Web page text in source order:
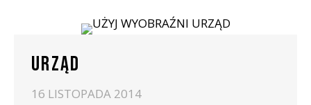
URZĄD
16 LISTOPADA 2014